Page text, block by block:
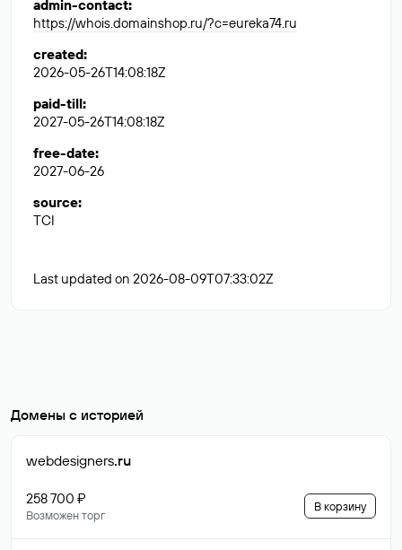
admin-contact:
https://whois.domainshop.ru/?c=eureka74.ru
created:
2026-05-26T14:08:18Z
paid-till:
2027-05-26T14:08:18Z
free-date:
2027-06-26
source:
TCI
Last updated on 2026-08-09T07:33:02Z
Домены с историей
webdesigners.ru
258 700 ₽
Возможен торг
В корзину